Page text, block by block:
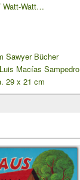
Watt-Watt…
Sawyer Bücher
Macías Sampedro
29 x 21 cm